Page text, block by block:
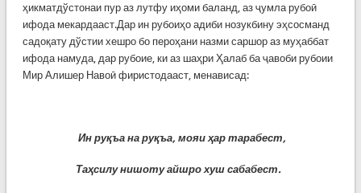
ҳикматдўстонаи пур аз лутфу иҳоми баланд, аз ҷумла рубоӣ
ифода мекардааст.Дар ин рубоиҳо адиби нозукбину эҳсосманд
садоқату дўстии хешро бо пероҳани назми саршор аз муҳаббат
ифода намуда, дар рубоие, ки аз шаҳри Ҳалаб ба ҷавоби рубоии
Мир Алишер Навоӣ фиристодааст, менависад:
Ин руқъа на руқъа, мояи ҳар тарабест,
Таҳсилу нишоту айшро хуш сабабест.